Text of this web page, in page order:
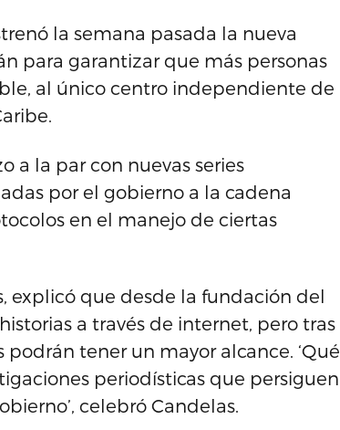
la semana pasada la nueva
para garantizar que más personas
al único centro independiente de
a la par con nuevas series
por el gobierno a la cadena
en el manejo de ciertas
explicó que desde la fundación del
a través de internet, pero tras
tener un mayor alcance. ‘Qué
periodísticas que persiguen
celebró Candelas.